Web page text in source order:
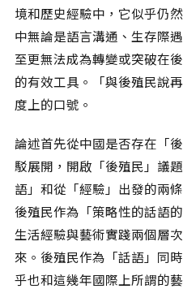
境和歷史經驗中，它似乎仍
中無論是語言溝通、生存際
至更無法成為轉變或突破在
的有效工具。「與後殖民說
度上的口號。
論述首先從中國是否存在「
駁展開，開啟「後殖民」議
語」和從「經驗」出發的兩
後殖民作為「策略性的話語
生活經驗與藝術實踐兩個層
來。後殖民作為「話語」同
乎也和這幾年國際上所謂的